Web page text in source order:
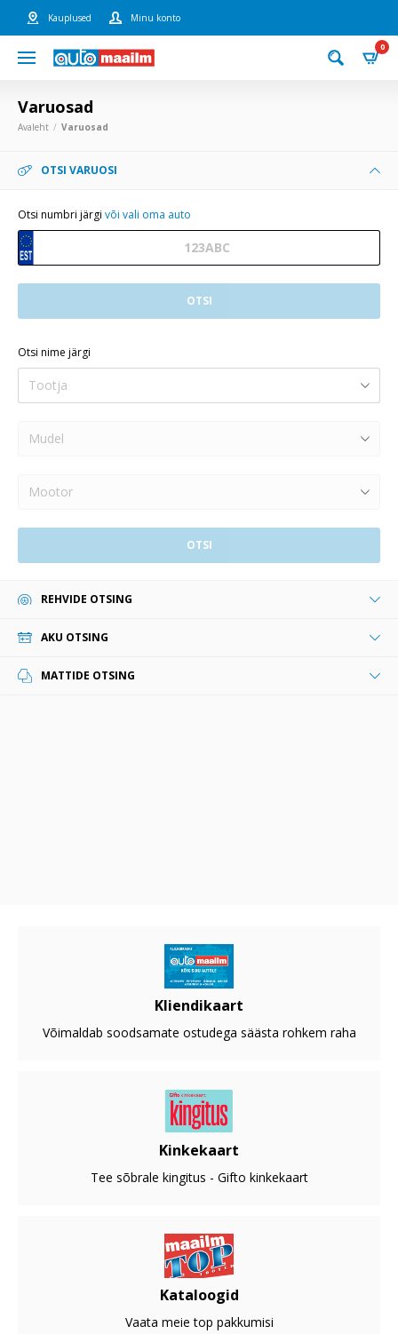
Kauplused Minu konto
0
Varuosad
Avaleht Varuosad
OTSI VARUOSI
Otsi numbri järgi või vali oma auto
OTSI
Otsi nime järgi
Mudel
Mootor
OTSI
REHVIDE OTSING
AKU OTSING
MATTIDE OTSING
Kliendikaart
Võimaldab soodsamate ostudega säästa rohkem raha
Kinkekaart
Tee sõbrale kingitus - Gifto kinkekaart
Kataloogid
Vaata meie top pakkumisi